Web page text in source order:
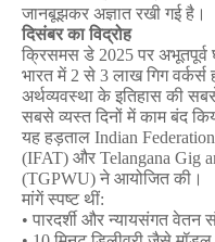
जानबूझकर अज्ञात रखी गई है।
दिसंबर का विद्रोह
क्रिसमस डे 2025 पर अभूतपूर्व
भारत में2 से 3 लाख गिग वर्कर्स
अर्थव्यवस्था के इतिहास की
सबसे व्यस्त दिनों में काम बंद
यह हड़ताल Indian
(IFAT) और Telangana Gig
(TGPWU) ने आयोजित की।
मांगें स्पष्ट थीं:
• पारदर्शी और न्यायसंगत वेतन